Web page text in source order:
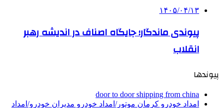
۱۴۰۵/۰۴/۱۳
پیوندی ماندگار؛ جایگاه اصناف در اندیشه رهبر
انقلاب
پیوندها
door to door shipping from china
امداد خودرو کرمان موتور/امداد خودرو مدیران خودرو/امداد